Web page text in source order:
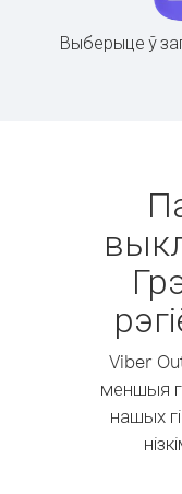
Выберыце ў
Viber
меншыя
нашых